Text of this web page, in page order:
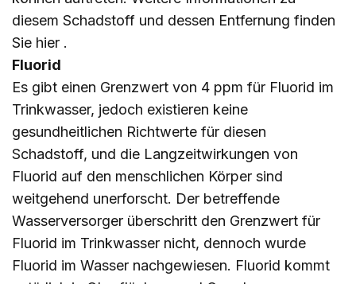
diesem Schadstoff und dessen Entfernung finden
Sie hier .
Fluorid
Es gibt einen Grenzwert von 4 ppm für Fluorid im
Trinkwasser, jedoch existieren keine
gesundheitlichen Richtwerte für diesen
Schadstoff, und die Langzeitwirkungen von
Fluorid auf den menschlichen Körper sind
weitgehend unerforscht. Der betreffende
Wasserversorger überschritt den Grenzwert für
Fluorid im Trinkwasser nicht, dennoch wurde
Fluorid im Wasser nachgewiesen. Fluorid kommt